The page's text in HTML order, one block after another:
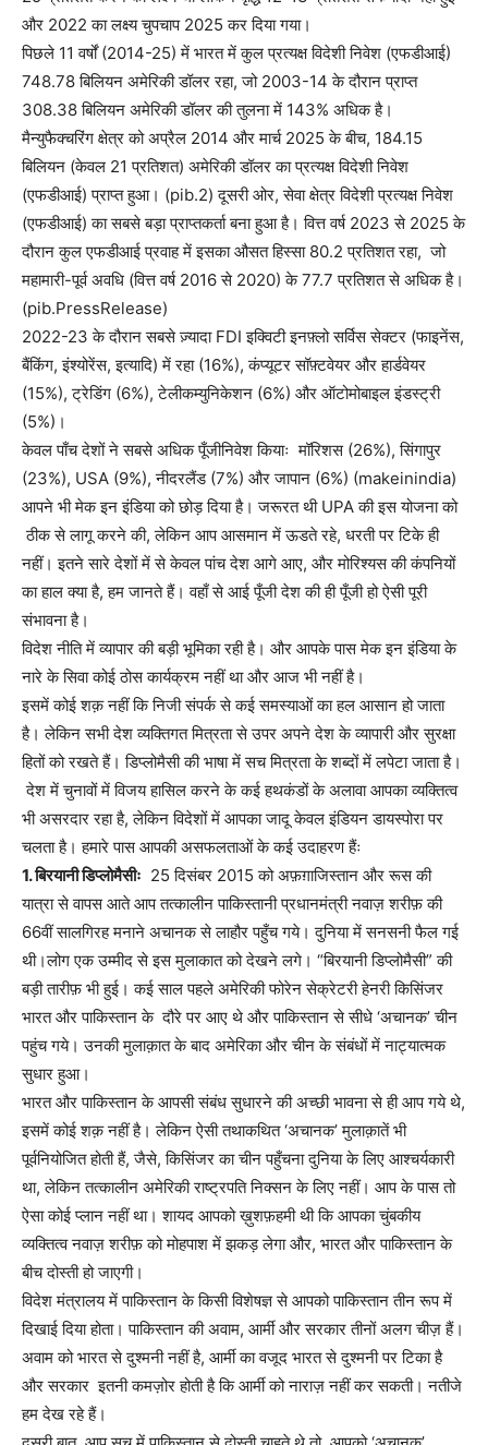
और 2022 का लक्ष्य चुपचाप 2025 कर दिया गया।
पिछले 11 वर्षों (2014-25) में भारत में कुल प्रत्यक्ष विदेशी निवेश (एफडीआई)
748.78 बिलियन अमेरिकी डॉलर रहा, जो 2003-14 के दौरान प्राप्त
308.38 बिलियन अमेरिकी डॉलर की तुलना में 143% अधिक है।
मैन्युफैक्चरिंग क्षेत्र को अप्रैल 2014 और मार्च 2025 के बीच, 184.15
बिलियन (केवल 21 प्रतिशत) अमेरिकी डॉलर का प्रत्यक्ष विदेशी निवेश
(एफडीआई) प्राप्त हुआ। (pib.2) दूसरी ओर, सेवा क्षेत्र विदेशी प्रत्यक्ष निवेश
(एफडीआई) का सबसे बड़ा प्राप्तकर्ता बना हुआ है। वित्त वर्ष 2023 से 2025 के
दौरान कुल एफडीआई प्रवाह में इसका औसत हिस्सा 80.2 प्रतिशत रहा, जो
महामारी-पूर्व अवधि (वित्त वर्ष 2016 से 2020) के 77.7 प्रतिशत से अधिक है।
(pib.PressRelease)
2022-23 के दौरान सबसे ज़्यादा FDI इक्विटी इनफ़्लो सर्विस सेक्टर (फाइनेंस,
बैंकिंग, इंश्योरेंस, इत्यादि) में रहा (16%), कंप्यूटर सॉफ़्टवेयर और हार्डवेयर
(15%), ट्रेडिंग (6%), टेलीकम्युनिकेशन (6%) और ऑटोमोबाइल इंडस्ट्री
(5%)।
केवल पाँच देशों ने सबसे अधिक पूँजीनिवेश कियाः मॉरिशस (26%), सिंगापुर
(23%), USA (9%), नीदरलैंड (7%) और जापान (6%) (makeinindia)
आपने भी मेक इन इंडिया को छोड़ दिया है। जरूरत थी UPA की इस योजना को
ठीक से लागू करने की, लेकिन आप आसमान में ऊडते रहे, धरती पर टिके ही
नहीं। इतने सारे देशों में से केवल पांच देश आगे आए, और मोरिश्यस की कंपनियों
का हाल क्या है, हम जानते हैं। वहाँ से आई पूँजी देश की ही पूँजी हो ऐसी पूरी
संभावना है।
विदेश नीति में व्यापार की बड़ी भूमिका रही है। और आपके पास मेक इन इंडिया के
नारे के सिवा कोई ठोस कार्यक्रम नहीं था और आज भी नहीं है।
इसमें कोई शक़ नहीं कि निजी संपर्क से कई समस्याओं का हल आसान हो जाता
है। लेकिन सभी देश व्यक्तिगत मित्रता से उपर अपने देश के व्यापारी और सुरक्षा
हितों को रखते हैं। डिप्लोमैसी की भाषा में सच मित्रता के शब्दों में लपेटा जाता है।
देश में चुनावों में विजय हासिल करने के कई हथकंडों के अलावा आपका व्यक्तित्व
भी असरदार रहा है, लेकिन विदेशों में आपका जादू केवल इंडियन डायस्पोरा पर
चलता है। हमारे पास आपकी असफलताओं के कई उदाहरण हैंः
1. बिरयानी डिप्लोमैसीः 25 दिसंबर 2015 को अफ़ग़ाजिस्तान और रूस की
यात्रा से वापस आते आप तत्कालीन पाकिस्तानी प्रधानमंत्री नवाज़ शरीफ़ की
66वीं सालगिरह मनाने अचानक से लाहौर पहुँच गये। दुनिया में सनसनी फैल गई
थी।लोग एक उम्मीद से इस मुलाकात को देखने लगे। “बिरयानी डिप्लोमैसी” की
बड़ी तारीफ़ भी हुई। कई साल पहले अमेरिकी फोरेन सेक्रेटरी हेनरी किसिंजर
भारत और पाकिस्तान के दौरे पर आए थे और पाकिस्तान से सीधे ‘अचानक’ चीन
पहुंच गये। उनकी मुलाक़ात के बाद अमेरिका और चीन के संबंधों में नाट्यात्मक
सुधार हुआ।
भारत और पाकिस्तान के आपसी संबंध सुधारने की अच्छी भावना से ही आप गये थे,
इसमें कोई शक़ नहीं है। लेकिन ऐसी तथाकथित ‘अचानक’ मुलाक़ातें भी
पूर्वनियोजित होती हैं, जैसे, किसिंजर का चीन पहुँचना दुनिया के लिए आश्चर्यकारी
था, लेकिन तत्कालीन अमेरिकी राष्ट्रपति निक्सन के लिए नहीं। आप के पास तो
ऐसा कोई प्लान नहीं था। शायद आपको ख़ुशफ़हमी थी कि आपका चुंबकीय
व्यक्तित्व नवाज़ शरीफ़ को मोहपाश में झकड़ लेगा और, भारत और पाकिस्तान के
बीच दोस्ती हो जाएगी।
विदेश मंत्रालय में पाकिस्तान के किसी विशेषज्ञ से आपको पाकिस्तान तीन रूप में
दिखाई दिया होता। पाकिस्तान की अवाम, आर्मी और सरकार तीनों अलग चीज़ हैं।
अवाम को भारत से दुश्मनी नहीं है, आर्मी का वजूद भारत से दुश्मनी पर टिका है
और सरकार इतनी कमज़ोर होती है कि आर्मी को नाराज़ नहीं कर सकती। नतीजे
हम देख रहे हैं।